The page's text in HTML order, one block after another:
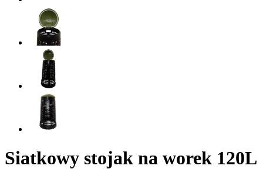
Siatkowy stojak na worek 120L